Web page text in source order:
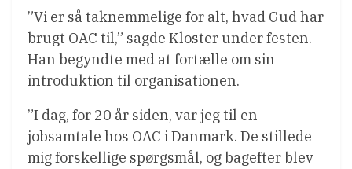
”Vi er så taknemmelige for alt, hvad Gud har
brugt OAC til,” sagde Kloster under festen.
Han begyndte med at fortælle om sin
introduktion til organisationen.
”I dag, for 20 år siden, var jeg til en
jobsamtale hos OAC i Danmark. De stillede
mig forskellige spørgsmål, og bagefter blev